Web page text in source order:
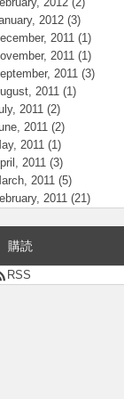
2012 (3)
2011 (1)
2011 (1)
2011 (3)
2011 (1)
2011 (2)
2011 (2)
2011 (1)
2011 (3)
2011 (5)
2011 (21)
購読
RSS